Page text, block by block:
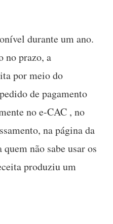
durante um ano.
no prazo, a
por meio do
de pagamento
no e-CAC , no
na página da
não sabe usar os
produziu um